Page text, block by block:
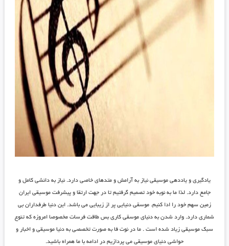
یادگیری و یاددهی موسیقی نیاز به آرامش و متدهای خاصی دارد. نیاز به دانشی کامل و
جامع دارد. لذا ما به نوبه خود تصمیم گرفتیم تا در جهت ارتقا و پیشرفت موسیقی ایران
زمین سهم خود را ادا کنیم. موسقی دنیایی پر از زیبایی می باشد. این دنیا طرفداران بی
شماری دارد. وارد شدن به دنیای موسقی کاری بس طاقت فرسات مخصوصا امروزه که تنوع
سبک موسیقی زیاد شده است . ما در نوت فا به صورت تخصصی به دنیا موسیقی و اخبار و
حواشی دنیای موسیقی می پردازیم در ادامه با ما همراه باشید.